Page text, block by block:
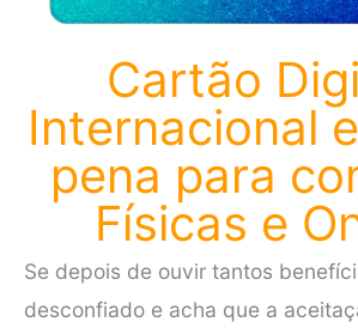
Cartão
Internacional
pena para
Físicas e
Se depois de ouvir tantos
desconfiado e acha que a